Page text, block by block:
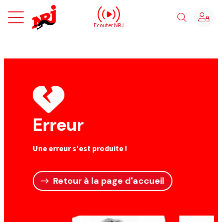
NRJ - Accueil
Ecouter NRJ
Erreur
Une erreur s'est produite !
Retour à la page d'accueil